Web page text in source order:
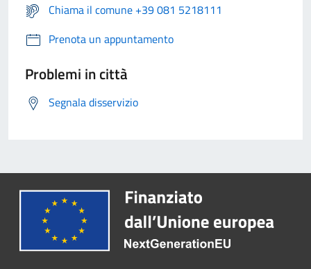
Chiama il comune +39 081 5218111
Prenota un appuntamento
Problemi in città
Segnala disservizio